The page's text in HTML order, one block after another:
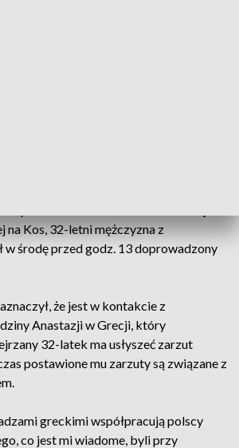
na Kos, 32-letni mężczyzna z
w środę przed godz. 13 doprowadzony
że jest w kontakcie z
Anastazji w Grecji, który
32-latek ma usłyszeć zarzut
postawione mu zarzuty są związane z
greckimi współpracują polscy
co jest mi wiadome, byli przy